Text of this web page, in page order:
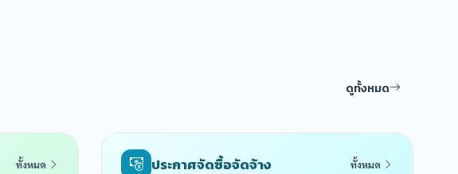
ดูทั้งหมด
ทั้งหมด ประกาศจัดซื้อจัดจ้าง ทั้งหมด